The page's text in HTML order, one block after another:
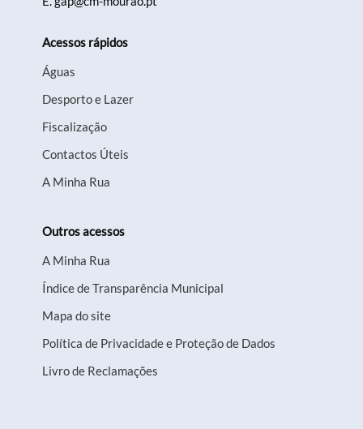
Acessos rápidos
Águas
Desporto e Lazer
Fiscalização
Contactos Úteis
A Minha Rua
Outros acessos
A Minha Rua
Índice de Transparência Municipal
Mapa do site
Política de Privacidade e Proteção de Dados
Livro de Reclamações